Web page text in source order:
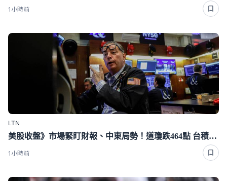
1小時前
LTN
美股收盤》市場緊盯財報、中東局勢！道瓊跌464點 台積電ADR漲逾1％
1小時前